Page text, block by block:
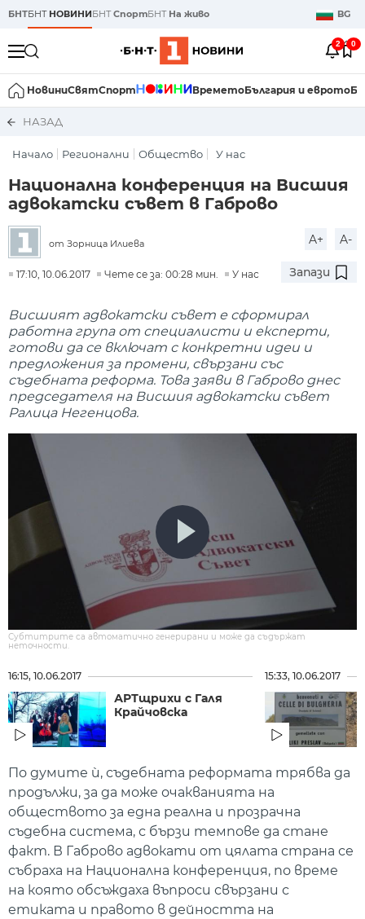
БНТБНТ НОВИНИБНТСпортБНТ На живо BG
2 0
НовиниСвятСпорт ВреметоБългария и еврото
НАЗАД
Начало Регионални Общество У нас
Национална конференция на Висшия
адвокатски съвет в Габрово
от Зорница Илиева A+ A-
17:10, 10.06.2017 Чете се за: 00:28 мин. У нас Запази
Висшият адвокатски съвет е сформирал
работна група от специалисти и експерти,
готови да се включат с конкретни идеи и
предложения за промени, свързани със
съдебната реформа. Това заяви в Габрово днес
председателя на Висшия адвокатски съвет
Ралица Негенцова.
Субтитрите са автоматично генерирани и може да съдържат
неточности.
16:15, 10.06.2017
АРТщрихи с Галя
Крайчовска
15:33, 10.06.2017
По думите ѝ, съдебната реформата трябва да
продължи, за да може очакванията на
обществото за една реална и прозрачна
съдебна система, с бързи темпове да стане
факт. В Габрово адвокати от цялата страна се
събраха на Национална конференция, по време
на която обсъждаха въпроси свързани с
етиката и правото в дейността на